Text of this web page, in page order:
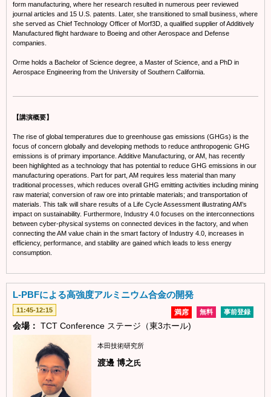
form manufacturing, where her research resulted in numerous peer reviewed
journal articles and 15 U.S. patents. Later, she transitioned to small business, where
she served as Chief Technology Officer of Morf3D, a qualified supplier of Additively
Manufactured flight hardware to Boeing and other Aerospace and Defense
companies.
Orme holds a Bachelor of Science degree, a Master of Science, and a PhD in
Aerospace Engineering from the University of Southern California.
【講演概要】
The rise of global temperatures due to greenhouse gas emissions (GHGs) is the
focus of concern globally and developing methods to reduce anthropogenic GHG
emissions is of primary importance. Additive Manufacturing, or AM, has recently
been highlighted as a technology that has potential to reduce GHG emissions in our
manufacturing operations. Part for part, AM requires less material than many
traditional processes, which reduces overall GHG emitting activities including mining
raw material; conversion of raw ore into printable materials; and transportation of
materials. This talk will share results of a Life Cycle Assessment illustrating AM’s
impact on sustainability. Furthermore, Industry 4.0 focuses on the interconnections
between cyber-physical systems on connected devices in the factory, and when
connecting the AM value chain in the smart factory of Industry 4.0, increases in
efficiency, performance, and stability are gained which leads to less energy
consumption.
L-PBFによる高強度アルミニウム合金の開発
11:45-12:15 事前登録
無料
満席
会場： TCT Conference ステージ（東3ホール)
本田技術研究所
渡邊 博之氏